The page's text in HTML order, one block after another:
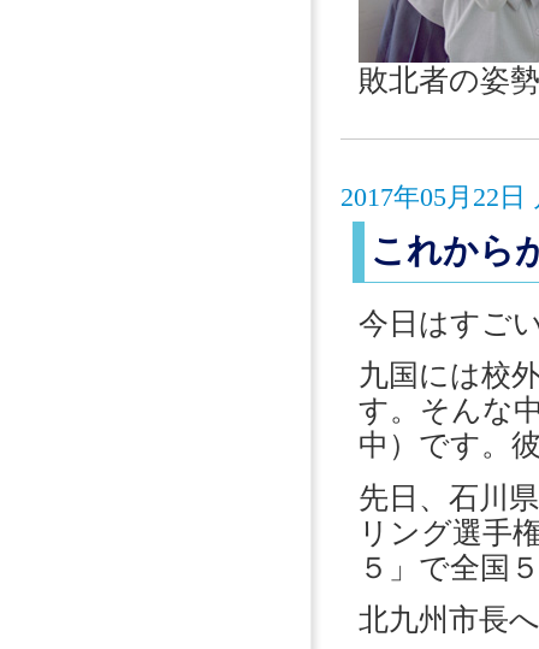
敗北者の姿
2017年05月22
これから
今日はすご
九国には校
す。そんな
中）です。
先日、石川
リング選手
５」で全国
北九州市長